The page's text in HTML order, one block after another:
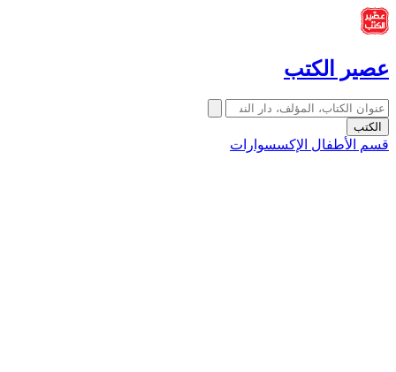
عصير الكتب
الكتب
قسم الأطفال الإكسسوارات